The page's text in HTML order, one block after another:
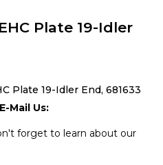
Plate 19-Idler
Plate 19-Idler End, 681633
Mail Us:
forget to learn about our